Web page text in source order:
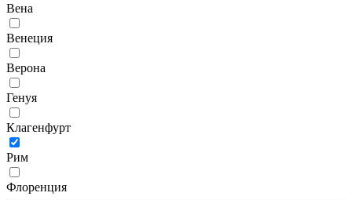
Вена
Венеция
Верона
Генуя
Клагенфурт
Рим
Флоренция